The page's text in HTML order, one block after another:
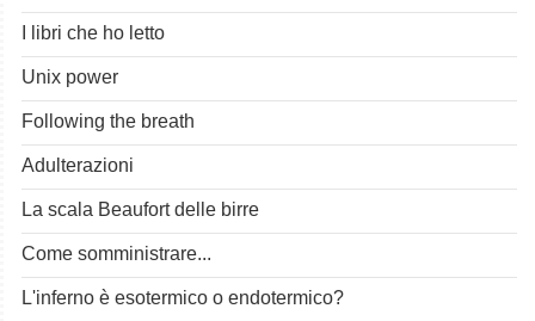
I libri che ho letto
Unix power
Following the breath
Adulterazioni
La scala Beaufort delle birre
Come somministrare...
L'inferno è esotermico o endotermico?